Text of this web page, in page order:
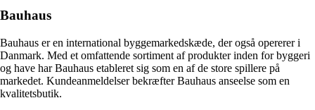
Bauhaus
Bauhaus er en international byggemarkedskæde, der også opererer i
Danmark. Med et omfattende sortiment af produkter inden for byggeri
og have har Bauhaus etableret sig som en af de store spillere på
markedet. Kundeanmeldelser bekræfter Bauhaus anseelse som en
kvalitetsbutik.